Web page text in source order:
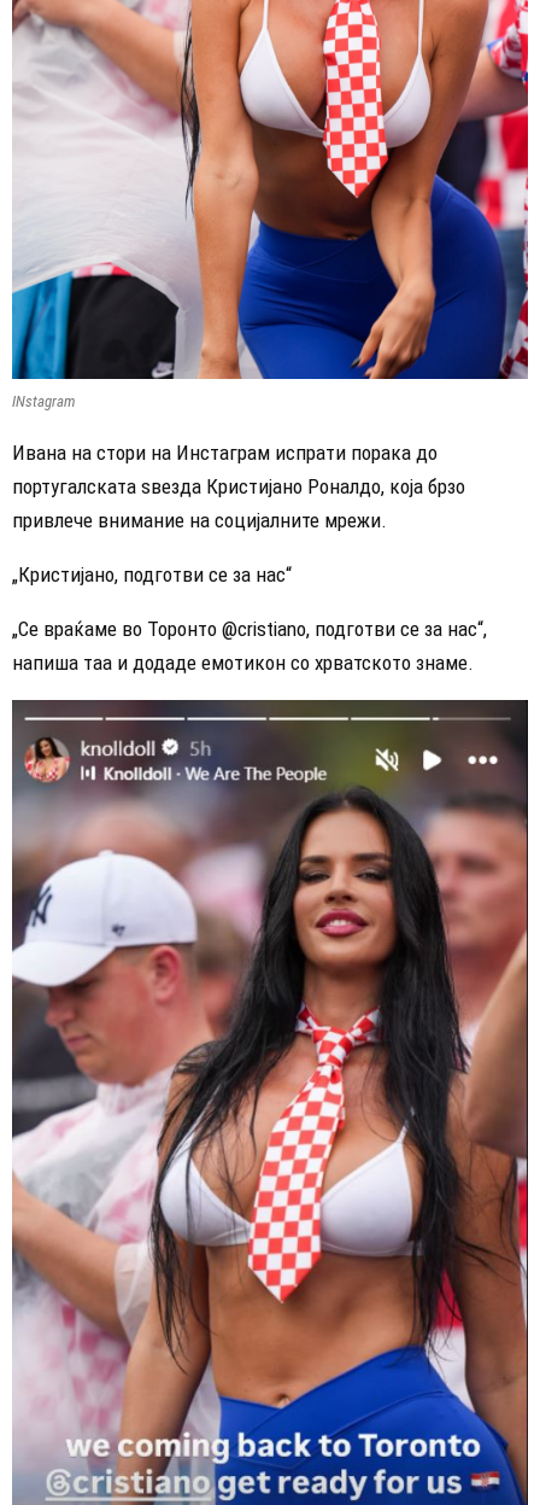
INstagram
Ивана на стори на Инстаграм испрати порака до
португалската ѕвезда Кристијано Роналдо, која брзо
привлече внимание на социјалните мрежи.
„Кристијано, подготви се за нас“
„Се враќаме во Торонто @cristiano, подготви се за нас“,
напиша таа и додаде емотикон со хрватското знаме.